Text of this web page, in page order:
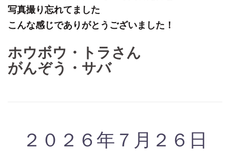
写真撮り忘れてました
こんな感じでありがとうございました！
ホウボウ・トラさん
がんぞう・サバ
２０２６年７月２６日